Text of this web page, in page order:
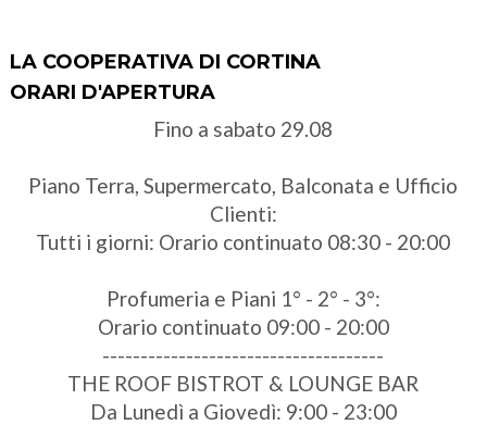
LA COOPERATIVA DI CORTINA
ORARI D'APERTURA
Fino a sabato 29.08
Piano Terra, Supermercato, Balconata e Ufficio
Clienti:
Tutti i giorni: Orario continuato 08:30 - 20:00
Profumeria e Piani 1° - 2° - 3°:
Orario continuato 09:00 - 20:00
-------------------------------------
THE ROOF BISTROT & LOUNGE BAR
Da Lunedì a Giovedì: 9:00 - 23:00